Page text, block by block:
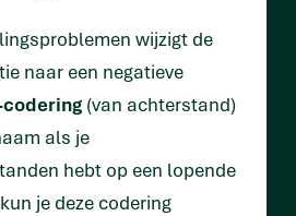
wijzigt de
naar een negatieve
codering (van achterstand)
als je
hebt op een lopende
je deze codering